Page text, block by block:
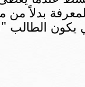
بدلاً من
يكون الطالب